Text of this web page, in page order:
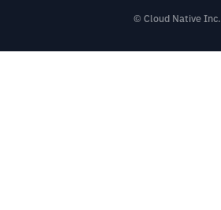
© Cloud Native Inc.